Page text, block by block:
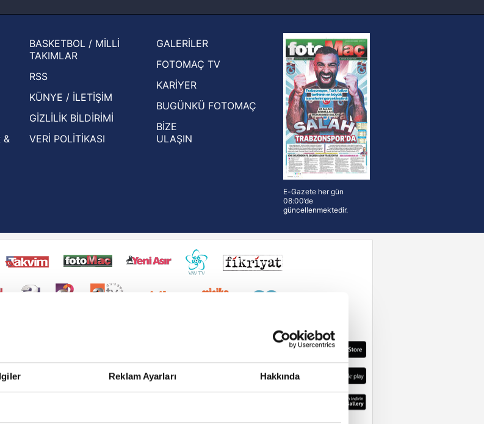
Reklam Ayarları Hakkında
elerlerse...
gündem olan manşetler!
UEFA Avrupa Ligi'nde 3. Ön
Turu muhtemel rakipleri belli oldu!
Hernan Crespo, Meksika Ligi
ekiplerinden Atlas'ın yeni teknik direktörü
oldu
&
BASKETBOL / MİLLİ
TAKIMLAR
RSS
KÜNYE / İLETİŞİM
GİZLİLİK BİLDİRİMİ
VERİ POLİTİKASI
GALERİLER
FOTOMAÇ TV
KARİYER
BUGÜNKÜ FOTOMAÇ
BİZE
ULAŞIN
E-Gazete her gün
08:00’de
güncellenmektedir.